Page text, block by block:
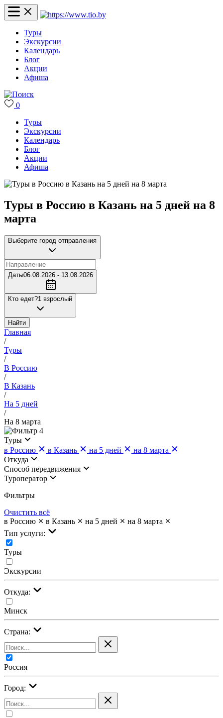
Туры
Экскурсии
Календарь
Блог
Акции
Афиша
0
Туры
Экскурсии
Календарь
Блог
Акции
Афиша
Туры в Россию в Казань на 5 дней на 8
марта
Выберите город отправления
Даты06.08.2026 - 13.08.2026
Кто едет?1 взрослый
Найти
Главная
/
Туры
/
В Россию
/
В Казань
/
На 5 дней
/
На 8 марта
4
Туры
в Россию
в Казань на 5 дней
на 8 марта
Откуда
Cпособ передвижения
Туроператор
Фильтры
Очистить всё
в Россию
в Казань на 5 дней
на 8 марта
Тип услуги:
Туры
Экскурсии
Откуда:
Минск
Страна:
Россия
Город: